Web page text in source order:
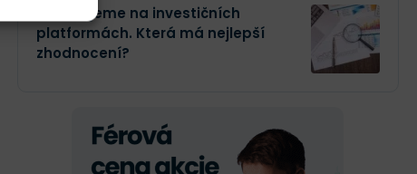
Investujeme na investičních
platformách. Která má nejlepší
zhodnocení?